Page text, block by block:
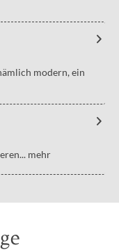
modern, ein
mehr